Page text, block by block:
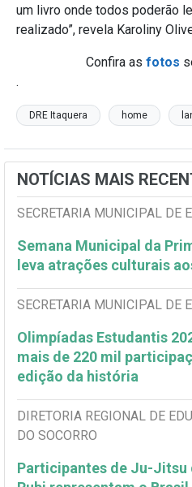
um livro onde todos poderão
realizado”, revela Karoliny
Confira as fotos
.
DRE Itaquera home
NOTÍCIAS MAIS
SECRETARIA MUNICIPAL DE
Semana Municipal da
leva atrações culturais
SECRETARIA MUNICIPAL DE
Olimpíadas Estudantis
mais de 220 mil
edição da história
DIRETORIA REGIONAL DE
DO SOCORRO
Participantes de Ju-Jitsu